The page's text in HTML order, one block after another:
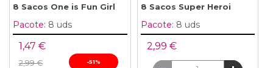
8 Sacos One is Fun Girl
Pacote: 8 uds
1,47 €
2,99 € -51%
8 Sacos Super Heroi
Pacote: 8 uds
2,99 €